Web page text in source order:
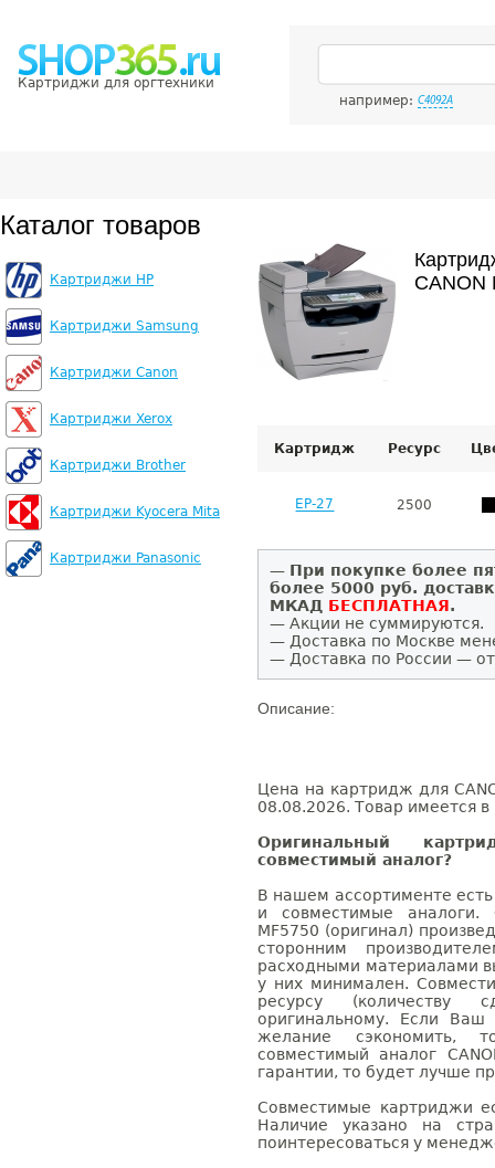
Картриджи для оргтехники
например: C4092A
Каталог товаров
Картриджи HP
Картриджи Samsung
Картриджи Canon
Картриджи Xerox
Картриджи Brother
Картриджи Kyocera Mita
Картриджи Panasonic
CANON
Картридж Ресурс
EP-27 2500
— При покупке более
более 5000 руб.
МКАД БЕСПЛАТНАЯ.
— Акции не суммируются.
— Доставка по Москве
— Доставка по России —
Описание:
Цена на картридж для
08.08.2026. Товар имеется в
Оригинальный
совместимый аналог?
В нашем ассортименте
и совместимые аналоги.
MF5750 (оригинал)
сторонним
расходными материалами
у них минимален.
ресурсу (количеству
оригинальному. Если
желание сэкономить,
совместимый аналог
гарантии, то будет лучше
Совместимые картриджи
Наличие указано на
поинтересоваться у